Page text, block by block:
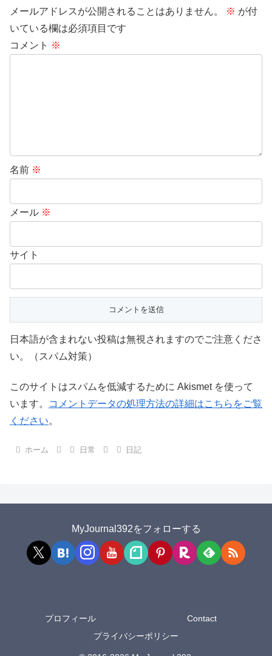
メールアドレスが公開されることはありません。 ※ が付
いている欄は必須項目です
コメント ※
名前 ※
メール ※
サイト
日本語が含まれない投稿は無視されますのでご注意くださ
い。（スパム対策）
このサイトはスパムを低減するために Akismet を使って
います。
コメントデータの処理方法の詳細はこちらをご覧
ください。
ホーム 日常 日記
MyJournal392をフォローする
プロフィール
Contact
プライバシーポリシー